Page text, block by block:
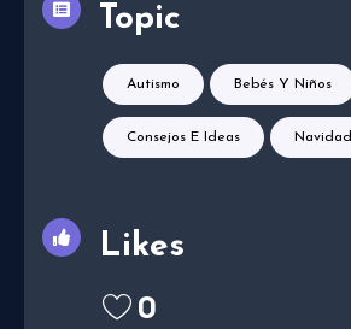
Topic
Autismo Bebés Y Niños
Consejos E Ideas Navidad
Likes
0